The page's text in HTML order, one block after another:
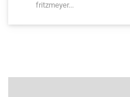
fritzmeyer...